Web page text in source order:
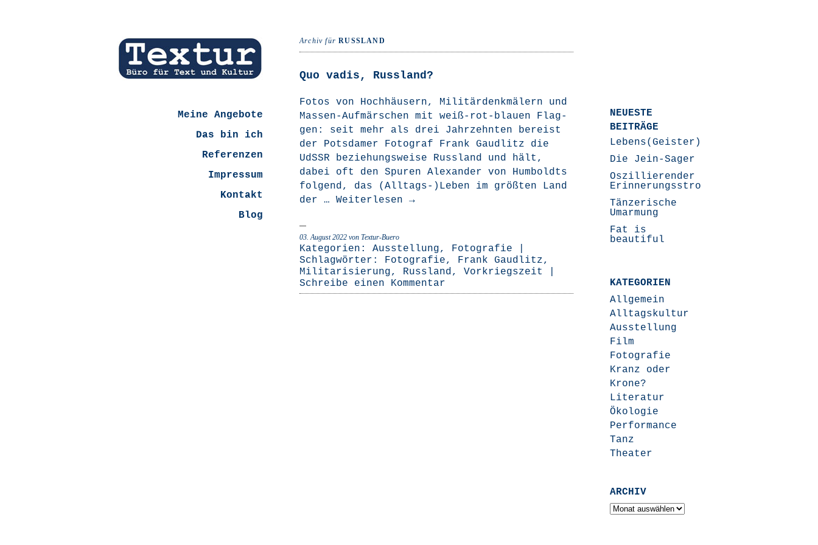
Meine Angebote
Das bin ich
Referenzen
Impressum
Kontakt
Blog
Archiv fürRUSSLAND
Quo vadis, Russland?
Fotos von Hoch­häu­sern, Mili­tär­denk­mä­lern und
Mas­­sen-Auf­­­mär­­schen mit weiß-rot-blau­­en Flag­
gen: seit mehr als drei Jahr­zehn­ten bereist
der Pots­da­mer Foto­graf Frank Gaud­litz die
UdSSR bezie­hungs­wei­se Russ­land und hält,
dabei oft den Spu­ren Alex­an­der von Hum­boldts
fol­gend, das (Alltags-)Leben im größ­ten Land
der … Wei­ter­le­sen →
03. August 2022 von Textur-Buero
Kategorien: Ausstellung, Fotografie
Schlagwörter: Fotografie, Frank Gaudlitz,
Militarisierung, Russland, Vorkriegszeit
Schreibe einen Kommentar
NEUESTE
BEITRÄGE
Lebens(Geister)Geschichten
Die Jein-Sager
Oszillierender
Erinnerungsstrom
Tänzerische
Umarmung
Fat is
beautiful
KATEGORIEN
Allgemein
Alltagskultur
Ausstellung
Film
Fotografie
Kranz oder
Krone?
Literatur
Ökologie
Performance
Tanz
Theater
ARCHIV
Archiv